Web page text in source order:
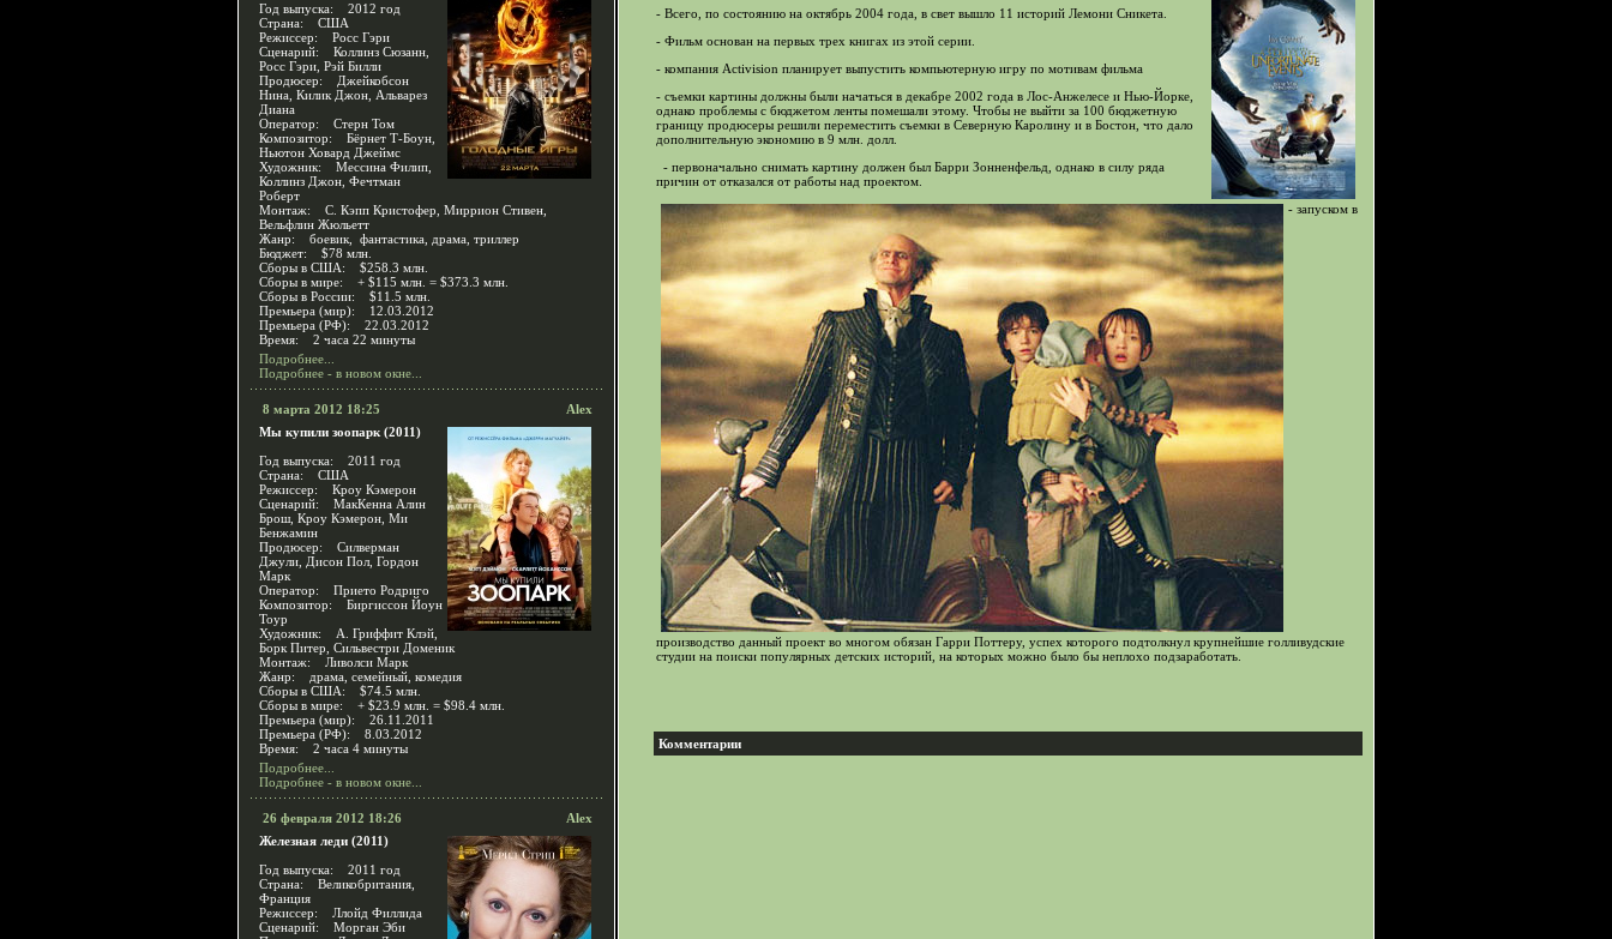
Год выпуска: 2012 год
Страна: США
Режиссер: Росс Гэри
Сценарий: Коллинз Сюзанн,
Росс Гэри, Рэй Билли
Продюсер: Джейкобсон
Нина, Килик Джон, Альварез
Диана
Оператор: Стерн Том
Композитор: Бёрнет Т-Боун,
Ньютон Ховард Джеймс
Художник: Мессина Филип,
Коллинз Джон, Фечтман
Роберт
Монтаж: С. Кэпп Кристофер, Миррион Стивен,
Вельфлин Жюльетт
Жанр: боевик, фантастика, драма, триллер
Бюджет: $78 млн.
Сборы в США: $258.3 млн.
Сборы в мире: + $115 млн. = $373.3 млн.
Сборы в России: $11.5 млн.
Премьера (мир): 12.03.2012
Премьера (РФ): 22.03.2012
Время: 2 часа 22 минуты
Подробнее...
Подробнее - в новом окне...
8 марта 2012 18:25
Alex
Мы купили зоопарк (2011)
Год выпуска: 2011 год
Страна: США
Режиссер: Кроу Кэмерон
Сценарий: МакКенна Алин
Брош, Кроу Кэмерон, Ми
Бенжамин
Продюсер: Силверман
Джули, Дисон Пол, Гордон
Марк
Оператор: Прието Родриго
Композитор: Биргиссон Йоун
Тоур
Художник: А. Гриффит Клэй,
Борк Питер, Сильвестри Доменик
Монтаж: Ливолси Марк
Жанр: драма, семейный, комедия
Сборы в США: $74.5 млн.
Сборы в мире: + $23.9 млн. = $98.4 млн.
Премьера (мир): 26.11.2011
Премьера (РФ): 8.03.2012
Время: 2 часа 4 минуты
Подробнее...
Подробнее - в новом окне...
26 февраля 2012 18:26
Alex
Железная леди (2011)
Год выпуска: 2011 год
Страна: Великобритания,
Франция
Режиссер: Ллойд Филлида
Сценарий: Морган Эби
- Всего, по состоянию на октябрь 2004 года, в свет вышло 11 историй Лемони Сникета.
- Фильм основан на первых трех книгах из этой серии.
- компания Activision планирует выпустить компьютерную игру по мотивам фильма
- съемки картины должны были начаться в декабре 2002 года в Лос-Анжелесе и Нью-Йорке,
однако проблемы с бюджетом ленты помешали этому. Чтобы не выйти за 100 бюджетную
границу продюсеры решили переместить съемки в Северную Каролину и в Бостон, что дало
дополнительную экономию в 9 млн. долл.
- первоначально снимать картину должен был Барри Зонненфельд, однако в силу ряда
причин от отказался от работы над проектом.
- запуском в
производство данный проект во многом обязан Гарри Поттеру, успех которого подтолкнул крупнейшие голливудские
студии на поиски популярных детских историй, на которых можно было бы неплохо подзаработать.
Комментарии